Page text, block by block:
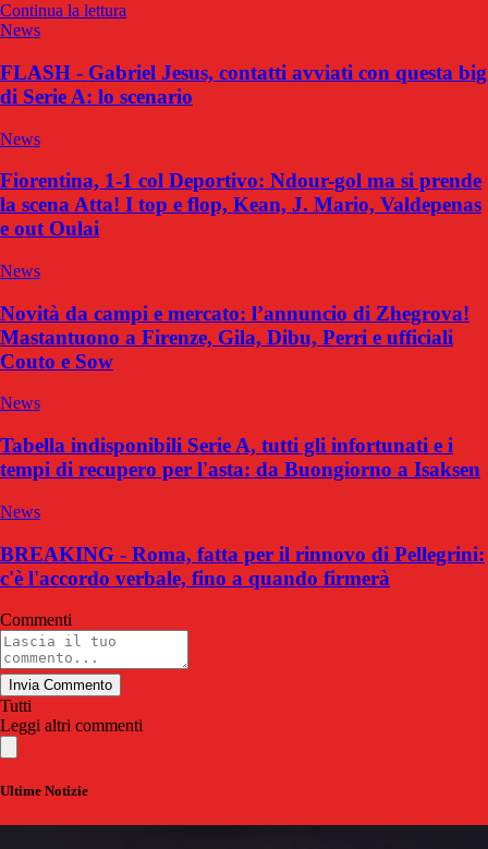
Continua la lettura
News
FLASH - Gabriel Jesus, contatti avviati con questa big
di Serie A: lo scenario
News
Fiorentina, 1-1 col Deportivo: Ndour-gol ma si prende
la scena Atta! I top e flop, Kean, J. Mario, Valdepenas
e out Oulai
News
Novità da campi e mercato: l’annuncio di Zhegrova!
Mastantuono a Firenze, Gila, Dibu, Perri e ufficiali
Couto e Sow
News
Tabella indisponibili Serie A, tutti gli infortunati e i
tempi di recupero per l'asta: da Buongiorno a Isaksen
News
BREAKING - Roma, fatta per il rinnovo di Pellegrini:
c'è l'accordo verbale, fino a quando firmerà
Commenti
Invia Commento
Tutti
Leggi altri commenti
Ultime Notizie